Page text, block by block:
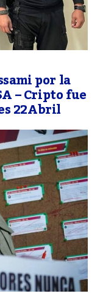
por la
– Cripto fue
22Abril